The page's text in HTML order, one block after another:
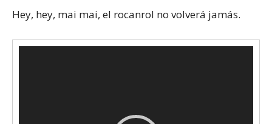
Hey, hey, mai mai, el rocanrol no volverá jamás.